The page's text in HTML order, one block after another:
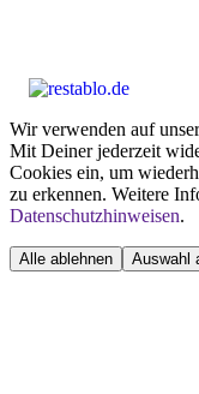
Wir verwenden auf
Mit Deiner jederzeit
Cookies ein, um
zu erkennen. Weitere
Datenschutzhinweisen.
Alle ablehnen Auswahl